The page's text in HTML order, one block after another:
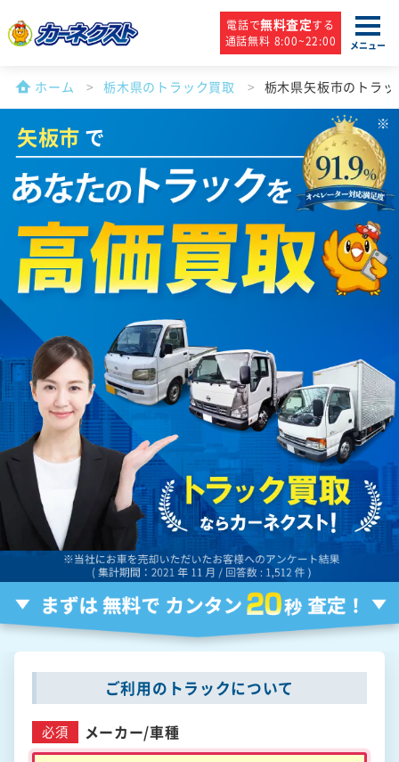
電話で無料査定する
通話無料 8:00~22:00
メニュー
ホーム 栃木県のトラック買取 栃木県矢板市のトラ
矢板市 で
ご利用のトラックについて
必須 メーカー/車種